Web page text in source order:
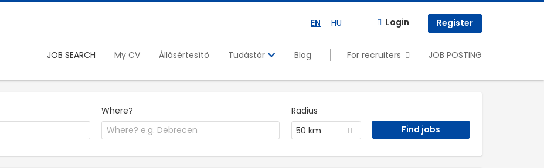
EN HU Login Register
JOB SEARCH My CV Állásértesítő Tudástár Blog For recruiters JOB POSTING
Where?
Radius
50 km